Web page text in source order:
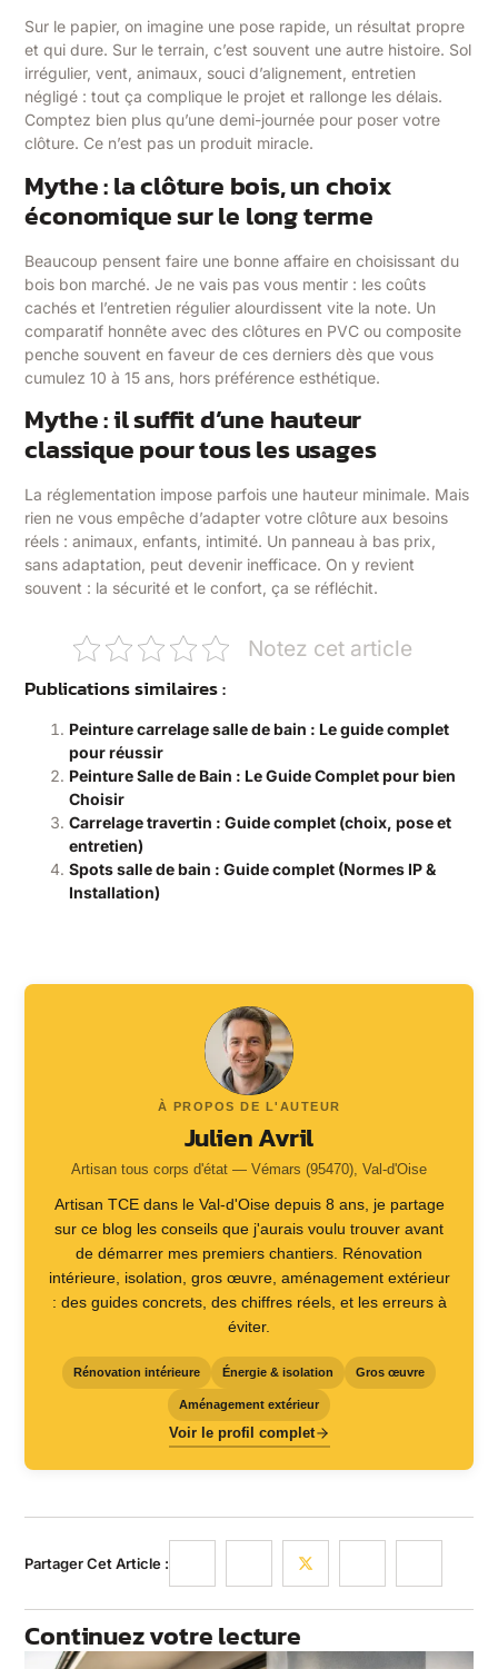
Sur le papier, on imagine une pose rapide, un résultat propre
et qui dure. Sur le terrain, c’est souvent une autre histoire. Sol
irrégulier, vent, animaux, souci d’alignement, entretien
négligé : tout ça complique le projet et rallonge les délais.
Comptez bien plus qu’une demi-journée pour poser votre
clôture. Ce n’est pas un produit miracle.
Mythe : la clôture bois, un choix
économique sur le long terme
Beaucoup pensent faire une bonne affaire en choisissant du
bois bon marché. Je ne vais pas vous mentir : les coûts
cachés et l’entretien régulier alourdissent vite la note. Un
comparatif honnête avec des clôtures en PVC ou composite
penche souvent en faveur de ces derniers dès que vous
cumulez 10 à 15 ans, hors préférence esthétique.
Mythe : il suffit d’une hauteur
classique pour tous les usages
La réglementation impose parfois une hauteur minimale. Mais
rien ne vous empêche d’adapter votre clôture aux besoins
réels : animaux, enfants, intimité. Un panneau à bas prix,
sans adaptation, peut devenir inefficace. On y revient
souvent : la sécurité et le confort, ça se réfléchit.
Notez cet article
Publications similaires :
Peinture carrelage salle de bain : Le guide complet
pour réussir
Peinture Salle de Bain : Le Guide Complet pour bien
Choisir
Carrelage travertin : Guide complet (choix, pose et
entretien)
Spots salle de bain : Guide complet (Normes IP &
Installation)
À PROPOS DE L'AUTEUR
Julien Avril
Artisan tous corps d'état — Vémars (95470), Val-d'Oise
Artisan TCE dans le Val-d'Oise depuis 8 ans, je partage
sur ce blog les conseils que j'aurais voulu trouver avant
de démarrer mes premiers chantiers. Rénovation
intérieure, isolation, gros œuvre, aménagement extérieur
: des guides concrets, des chiffres réels, et les erreurs à
éviter.
Rénovation intérieure Énergie & isolation Gros œuvre
Aménagement extérieur
Voir le profil complet
Partager Cet Article :
Continuez votre lecture